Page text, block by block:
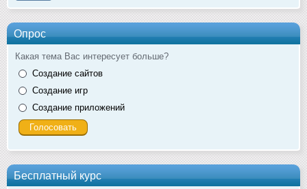
Опрос
Какая тема Вас интересует больше?
Создание сайтов
Создание игр
Создание приложений
Бесплатный курс